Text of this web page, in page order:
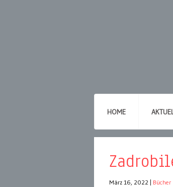
HOME
März 16, 2022 Bücher